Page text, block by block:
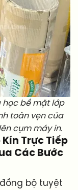
học bề mặt lớp
toàn vẹn của
cụm máy in.
Trực Tiếp
Các Bước
bộ tuyệt